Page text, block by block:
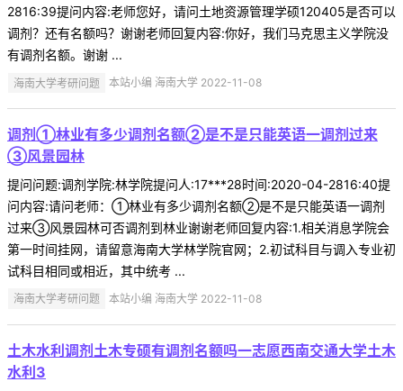
2816:39提问内容:老师您好，请问土地资源管理学硕120405是否可以
调剂？还有名额吗？谢谢老师回复内容:你好，我们马克思主义学院没
有调剂名额。谢谢 ...
海南大学考研问题 本站小编 海南大学 2022-11-08
调剂①林业有多少调剂名额②是不是只能英语一调剂过来
③风景园林
提问问题:调剂学院:林学院提问人:17***28时间:2020-04-2816:40提
问内容:请问老师：①林业有多少调剂名额②是不是只能英语一调剂
过来③风景园林可否调剂到林业谢谢老师回复内容:1.相关消息学院会
第一时间挂网，请留意海南大学林学院官网；2.初试科目与调入专业初
试科目相同或相近，其中统考 ...
海南大学考研问题 本站小编 海南大学 2022-11-08
土木水利调剂土木专硕有调剂名额吗一志愿西南交通大学土木
水利3